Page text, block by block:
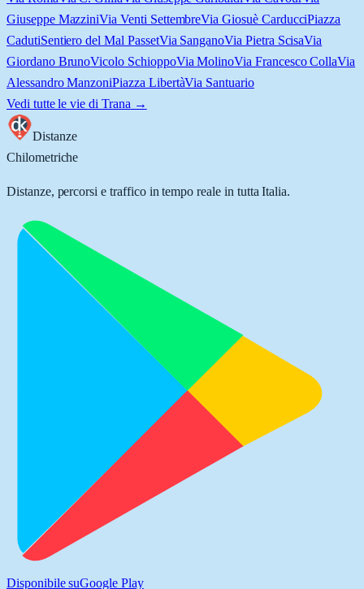
Giuseppe MazziniVia Venti SettembreVia Giosuè CarducciPiazza
CadutiSentiero del Mal PassetVia SanganoVia Pietra ScisaVia
Giordano BrunoVicolo SchioppoVia MolinoVia Francesco CollaVia
Alessandro ManzoniPiazza LibertàVia Santuario
Vedi tutte le vie di Trana →
Distanze
Chilometriche
Distanze, percorsi e traffico in tempo reale in tutta Italia.
Disponibile suGoogle Play